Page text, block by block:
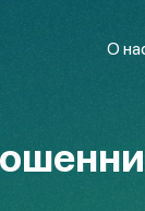
О